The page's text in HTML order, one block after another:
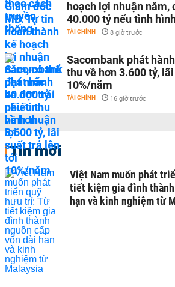
hoạch lợi nhuận năm,
40.000 tỷ nếu tình
TÀI CHÍNH - 8 giờ trước
Sacombank phát
thu về hơn 3.600 tỷ,
10%/năm
TÀI CHÍNH - 16 giờ trước
Tin mới
Việt Nam muốn phát
tiết kiệm gia đình
hạn và kinh nghiệm từ